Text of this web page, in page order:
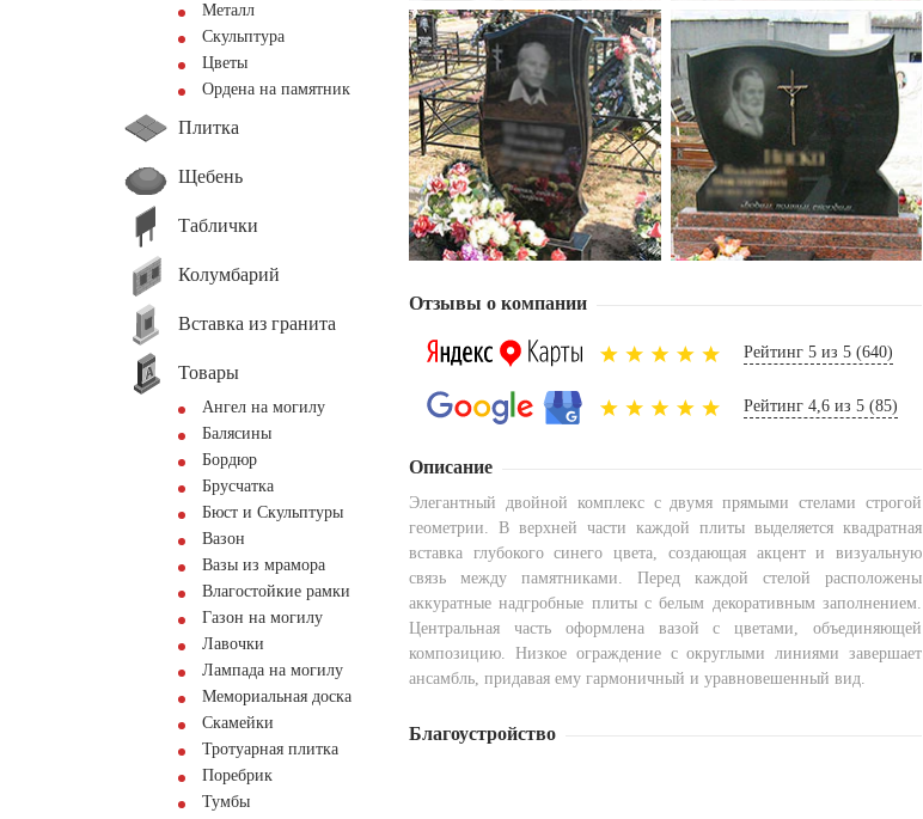
Металл
Скульптура
Цветы
Ордена на памятник
Плитка
Щебень
Таблички
Колумбарий
Вставка из гранита
Товары
Ангел на могилу
Балясины
Бордюр
Брусчатка
Бюст и Скульптуры
Вазон
Вазы из мрамора
Влагостойкие рамки
Газон на могилу
Лавочки
Лампада на могилу
Мемориальная доска
Скамейки
Тротуарная плитка
Поребрик
Тумбы
Отзывы о компании
Рейтинг 5 из 5 (640)
Рейтинг 4,6 из 5 (85)
Описание
Элегантный двойной комплекс с двумя прямыми стелами строгой
геометрии. В верхней части каждой плиты выделяется квадратная
вставка глубокого синего цвета, создающая акцент и визуальную
связь между памятниками. Перед каждой стелой расположены
аккуратные надгробные плиты с белым декоративным заполнением.
Центральная часть оформлена вазой с цветами, объединяющей
композицию. Низкое ограждение с округлыми линиями завершает
ансамбль, придавая ему гармоничный и уравновешенный вид.
Благоустройство